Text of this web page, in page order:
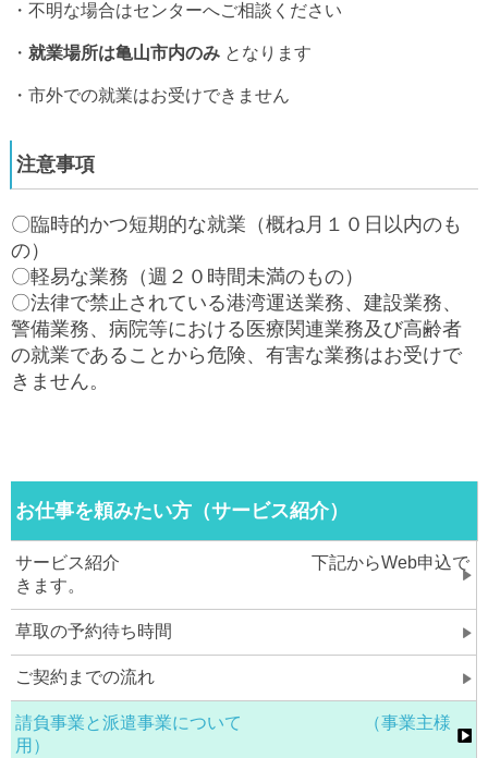
・ 不明な場合はセンターへご相談ください
・ 就業場所は亀山市内のみ となります
・市外での就業はお受けできません
注意事項
〇臨時的かつ短期的な就業（概ね月１０日以内のも
の）
〇軽易な業務（週２０時間未満のもの）
〇法律で禁止されている港湾運送業務、建設業務、
警備業務、病院等における医療関連業務及び高齢者
の就業であることから危険、有害な業務はお受けで
きません。
お仕事を頼みたい方（サービス紹介）
サービス紹介 下記からWeb申込で
きます。
草取の予約待ち時間
ご契約までの流れ
請負事業と派遣事業について （事業主様
用）